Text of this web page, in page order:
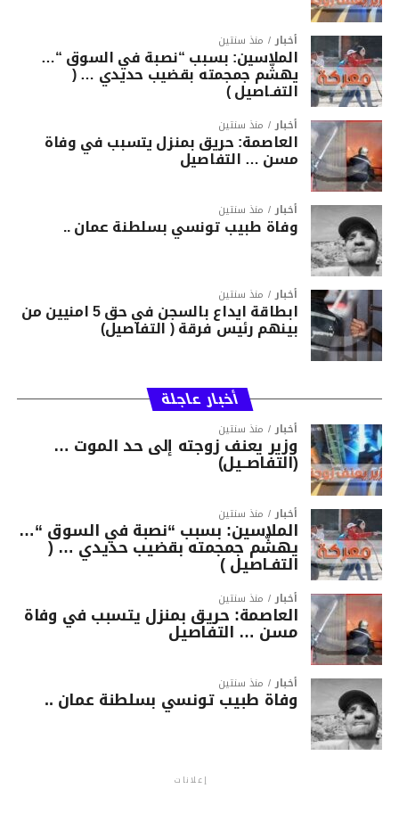
أخبار منذ سنتين
الملاسين: بسبب “نصبة في السوق “…
يهشّم جمجمته بقضيب حديدي … (
التفـاصيل )
أخبار منذ سنتين
العاصمة: حريق بمنزل يتسبب في وفاة
مسن … التفاصيل
أخبار منذ سنتين
وفاة طبيب تونسي بسلطنة عمان ..
أخبار منذ سنتين
ابطاقة ايداع بالسجن في حق 5 امنيين من
بينهم رئيس فرقة ( التفاصيل)
أخبار عاجلة
أخبار منذ سنتين
وزير يعنف زوجته إلى حد الموت …
(التفاصــيل)
أخبار منذ سنتين
الملاسين: بسبب “نصبة في السوق “…
يهشّم جمجمته بقضيب حديدي … (
التفـاصيل )
أخبار منذ سنتين
العاصمة: حريق بمنزل يتسبب في وفاة
مسن … التفاصيل
أخبار منذ سنتين
وفاة طبيب تونسي بسلطنة عمان ..
إعلانات